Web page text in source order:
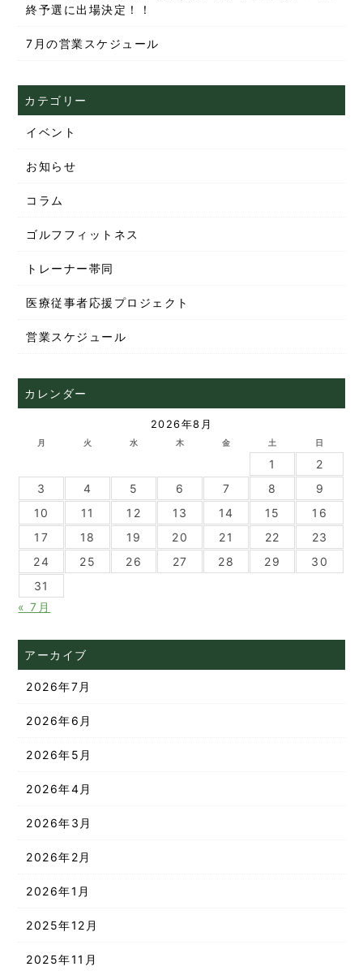
終予選に出場決定！！
7月の営業スケジュール
カテゴリー
イベント
お知らせ
コラム
ゴルフフィットネス
トレーナー帯同
医療従事者応援プロジェクト
営業スケジュール
カレンダー
2026年8月
月 火 水 木 金 土 日
1
2
3
4 5 6 7 8
9
10
11 12 13 14 15
16
17
18 19 20 21 22
23
24
25 26 27 28 29
30
31
« 7月
アーカイブ
2026年7月
2026年6月
2026年5月
2026年4月
2026年3月
2026年2月
2026年1月
2025年12月
2025年11月